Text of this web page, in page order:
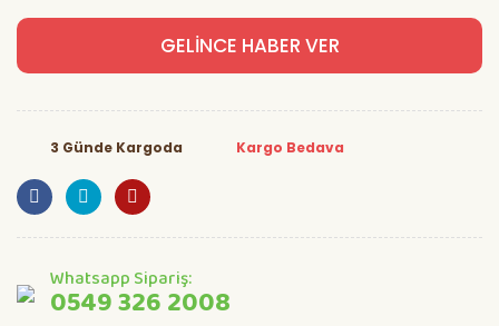
GELİNCE HABER VER
3 Günde Kargoda Kargo Bedava
Whatsapp Sipariş:
0549 326 2008